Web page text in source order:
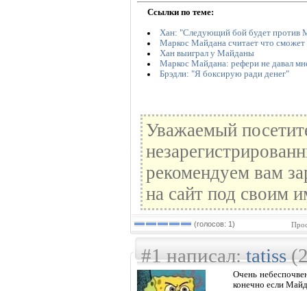
Ссылки по теме:
Хан: "Следующий бой будет против
Маркос Майдана считает что сможет
Хан выиграл у Майданы
Маркос Майдана: рефери не давал
Брэдли: "Я боксирую ради денег"
Уважаемый
рекомендуем вам
на сайт под своим
(голосов: 1)
#1 написал:tatiss
Очень
конечно если